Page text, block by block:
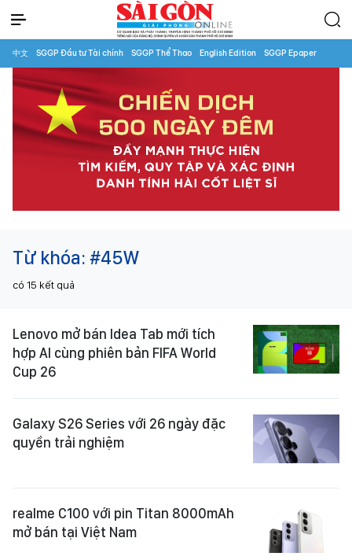
中文 SGGP Đầu tư Tài chính SGGP Thể Thao English Edition SGGP Epaper
Từ khóa: #45W
có 15 kết quả
Lenovo mở bán Idea Tab mới tích
hợp AI cùng phiên bản FIFA World
Cup 26
Galaxy S26 Series với 26 ngày đặc
quyền trải nghiệm
realme C100 với pin Titan 8000mAh
mở bán tại Việt Nam